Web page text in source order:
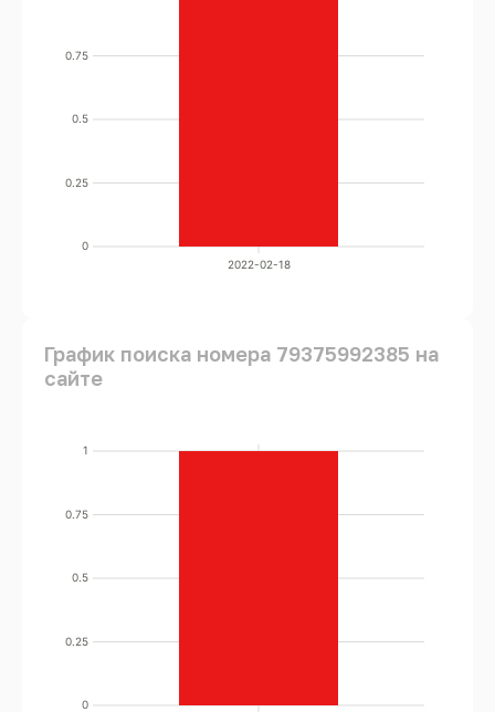
0
0.25
0.5
0.75
2022-02-18
График поиска номера 79375992385 на
сайте
0
0.25
0.5
0.75
1